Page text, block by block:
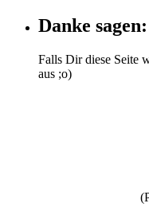
Danke sagen:
Falls Dir diese Seite
aus ;o)